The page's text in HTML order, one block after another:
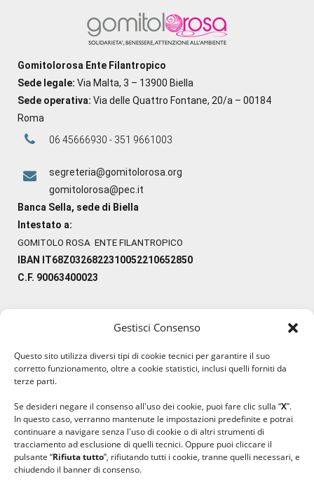
Gestisci Consenso
Questo sito utilizza diversi tipi di cookie tecnici per garantire il suo
corretto funzionamento, oltre a cookie statistici, inclusi quelli forniti da
terze parti.
Se desideri negare il consenso all'uso dei cookie, puoi fare clic sulla “X”.
In questo caso, verranno mantenute le impostazioni predefinite e potrai
continuare a navigare senza l'uso di cookie o di altri strumenti di
tracciamento ad esclusione di quelli tecnici. Oppure puoi cliccare il
pulsante “Rifiuta tutto”, rifiutando tutti i cookie, tranne quelli necessari, e
chiudendo il banner di consenso.
Gomitolorosa Ente Filantropico
Sede legale: Via Malta, 3 – 13900 Biella
Sede operativa: Via delle Quattro Fontane, 20/a – 00184
Roma
06 45666930 - 351 9661003
segreteria@gomitolorosa.org
gomitolorosa@pec.it
Banca Sella, sede di Biella
Intestato a:
GOMITOLO ROSA ENTE FILANTROPICO
IBAN IT68Z0326822310052210652850
C.F. 90063400023
#lanaterapia
#ilcaloredellempatia